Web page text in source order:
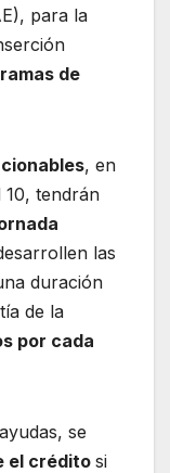
para la
de
, en
tendrán
las
duración
de la
por cada
se
el crédito si